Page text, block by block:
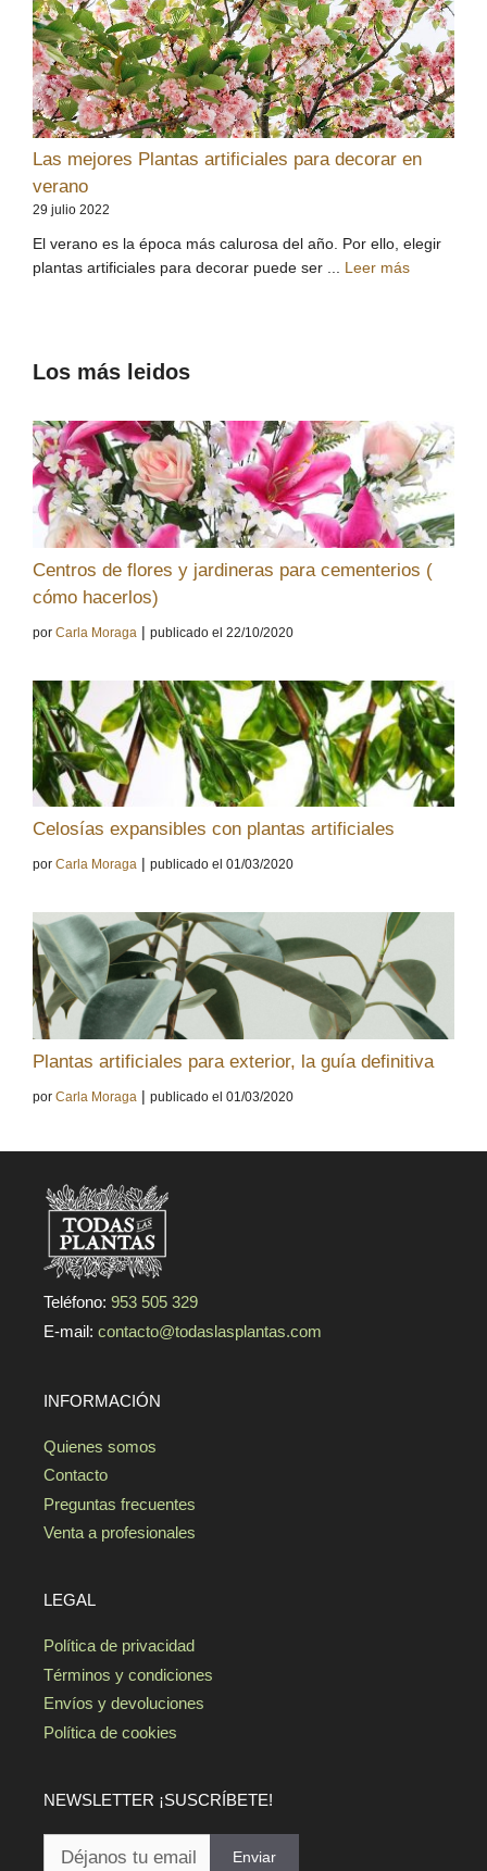
Las mejores Plantas artificiales para decorar en
verano
29 julio 2022
El verano es la época más calurosa del año. Por ello, elegir
plantas artificiales para decorar puede ser ... Leer más
Los más leidos
Centros de flores y jardineras para cementerios (
cómo hacerlos)
por Carla Moraga publicado el 22/10/2020
Celosías expansibles con plantas artificiales
por Carla Moraga publicado el 01/03/2020
Plantas artificiales para exterior, la guía definitiva
por Carla Moraga | publicado el 01/03/2020
Teléfono: 953 505 329
E-mail: contacto@todaslasplantas.com
INFORMACIÓN
Quienes somos
Contacto
Preguntas frecuentes
Venta a profesionales
LEGAL
Política de privacidad
Términos y condiciones
Envíos y devoluciones
Política de cookies
NEWSLETTER ¡SUSCRÍBETE!